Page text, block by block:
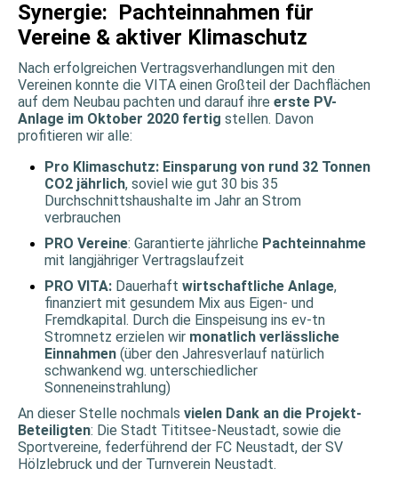
Synergie: Pachteinnahmen für
Vereine & aktiver Klimaschutz
Nach erfolgreichen Vertragsverhandlungen mit den
Vereinen konnte die VITA einen Großteil der Dachflächen
auf dem Neubau pachten und darauf ihre erste PV-
Anlage im Oktober 2020 fertig stellen. Davon
profitieren wir alle:
Pro Klimaschutz: Einsparung von rund 32 Tonnen
CO2 jährlich, soviel wie gut 30 bis 35
Durchschnittshaushalte im Jahr an Strom
verbrauchen
PRO Vereine: Garantierte jährliche Pachteinnahme
mit langjähriger Vertragslaufzeit
PRO VITA: Dauerhaft wirtschaftliche Anlage,
finanziert mit gesundem Mix aus Eigen- und
Fremdkapital. Durch die Einspeisung ins ev-tn
Stromnetz erzielen wir monatlich verlässliche
Einnahmen (über den Jahresverlauf natürlich
schwankend wg. unterschiedlicher
Sonneneinstrahlung)
An dieser Stelle nochmals vielen Dank an die Projekt-
Beteiligten: Die Stadt Tititsee-Neustadt, sowie die
Sportvereine, federführend der FC Neustadt, der SV
Hölzlebruck und der Turnverein Neustadt.